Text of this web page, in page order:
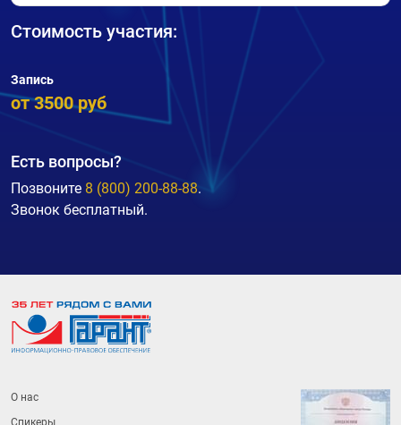
Стоимость участия:
Запись
от 3500 руб
Есть вопросы?
Позвоните 8 (800) 200-88-88.
Звонок бесплатный.
О нас
Спикеры